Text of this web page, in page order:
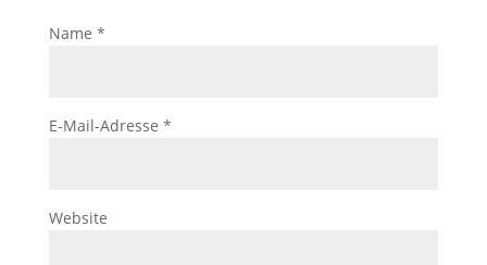
Name *
E-Mail-Adresse *
Website